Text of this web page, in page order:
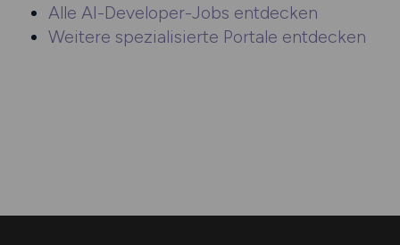
Alle AI-Developer-Jobs entdecken
Weitere spezialisierte Portale entdecken